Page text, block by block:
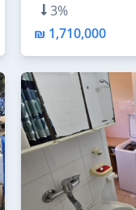
3%
1,710,000 ₪